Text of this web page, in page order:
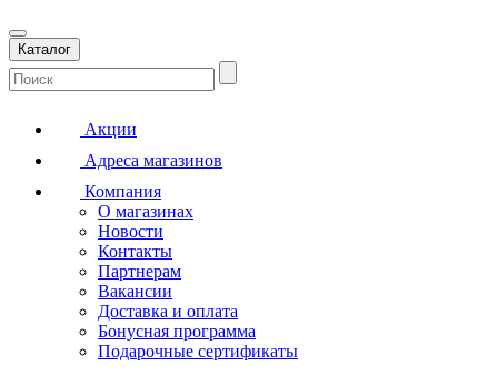
Каталог
Акции
Адреса магазинов
Компания
О магазинах
Новости
Контакты
Партнерам
Вакансии
Доставка и оплата
Бонусная программа
Подарочные сертификаты